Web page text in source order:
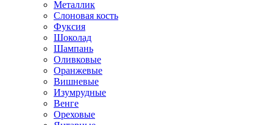
Металлик
Слоновая кость
Фуксия
Шоколад
Шампань
Оливковые
Оранжевые
Вишневые
Изумрудные
Венге
Ореховые